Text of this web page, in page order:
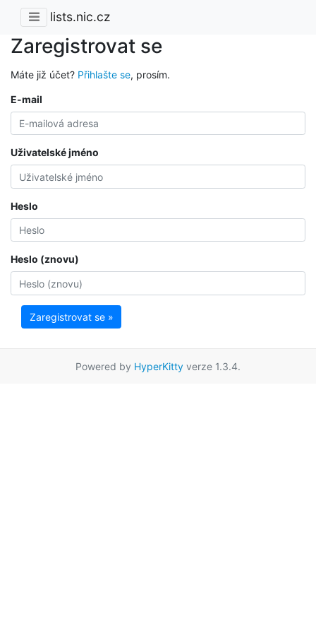
lists.nic.cz
Zaregistrovat se
Máte již účet? Přihlašte se, prosím.
E-mail
Uživatelské jméno
Heslo
Heslo (znovu)
Zaregistrovat se »
Powered by HyperKitty verze 1.3.4.